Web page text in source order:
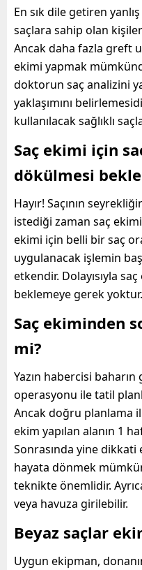
En sık dile getiren
saçlara sahip olan
Ancak daha fazla greft
ekimi yapmak
doktorun saç analizini
yaklaşımını
kullanılacak sağlıklı
Saç ekimi için
dökülmesi
Hayır! Saçının
istediği zaman saç
ekimi için belli bir saç
uygulanacak işlemin
etkendir. Dolayısıyla
beklemeye gerek yoktur.
Saç ekiminden
mi?
Yazın habercisi
operasyonu ile tatil
Ancak doğru planlama
ekim yapılan alanın 1
Sonrasında yine
hayata dönmek
teknikte önemlidir.
veya havuza girilebilir.
Beyaz saçlar
Uygun ekipman,